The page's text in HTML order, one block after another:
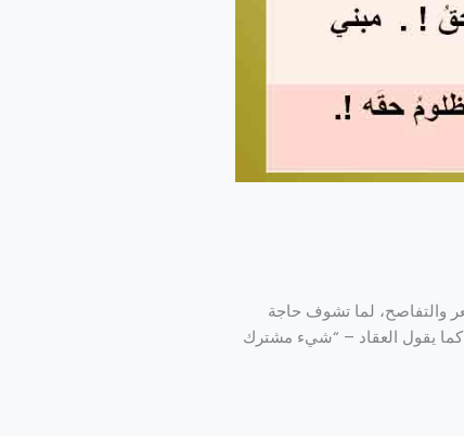
والتفاصح، لما تشوف حاجة
يقول العقاد – “شيء مشترك